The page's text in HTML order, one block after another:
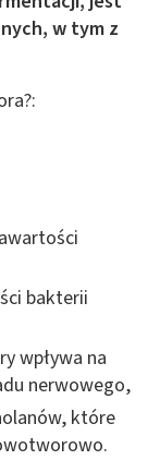
w tym z
bakterii
wpływa na
nerwowego,
które